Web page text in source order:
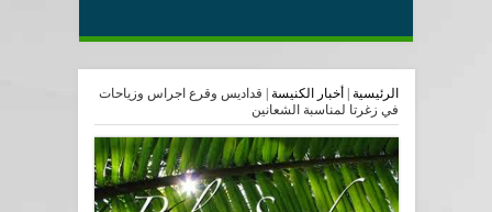
الرئيسية أخبار الكنيسة
قداديس وقرع اجراس وزياحات
في زغرتا لمناسبة الشعانين